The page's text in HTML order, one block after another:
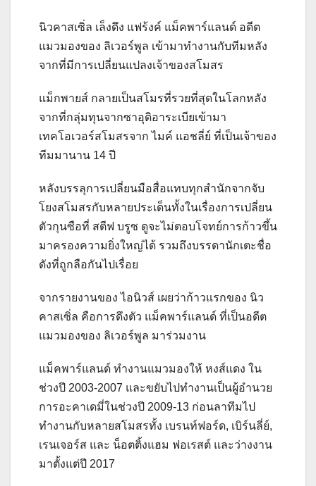
นิวคาสเซิ่ล เล็งดึง แฟร้งค์ แม็คพาร์แลนด์ อดีต
แมวมองของ ลิเวอร์พูล เข้ามาทำงานกับทีมหลัง
จากที่มีการเปลี่ยนแปลงเจ้าของสโมสร
แม็กพายส์ กลายเป็นสโมรที่รวยที่สุดในโลกหลัง
จากที่กลุ่มทุนจากซาอุดิอาระเบียเข้ามา
เทคโอเวอร์สโมสรจาก ไมค์ แอชลี่ย์ ที่เป็นเจ้าของ
ทีมมานาน 14 ปี
หลังบรรลุการเปลี่ยนมือสื่อแทบทุกสำนักจากจับ
โยงสโมสรกับหลายประเด็นทั้งในเรื่องการเปลี่ยน
ตัวกุนซือที่ สตีฟ บรูซ ดูจะไม่ตอบโจทย์การก้าวขึ้น
มาครองความยิ่งใหญ่ได้ รวมถึงบรรดานักเตะชื่อ
ดังที่ถูกลือกันไปเรื่อย
จากรายงานของ ไอนิวส์ เผยว่าก้าวแรกของ นิว
คาสเซิ่ล คือการดึงตัว แม็คพาร์แลนด์ ที่เป็นอดีต
แมวมองของ ลิเวอร์พูล มาร่วมงาน
แม็คพาร์แลนด์ ทำงานแมวมองให้ หงส์แดง ใน
ช่วงปี 2003-2007 และขยับไปทำงานเป็นผู้อำนวย
การอะคาเดมี่ในช่วงปี 2009-13 ก่อนลาทีมไป
ทำงานกับหลายสโมสรทั้ง เบรนท์ฟอร์ด, เบิร์นลี่ย์,
เรนเจอร์ส และ น็อตติ้งแฮม ฟอเรสต์ และว่างงาน
มาตั้งแต่ปี 2017